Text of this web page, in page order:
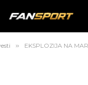
» EKSPLOZIJA NA MARAKANI: Crvena